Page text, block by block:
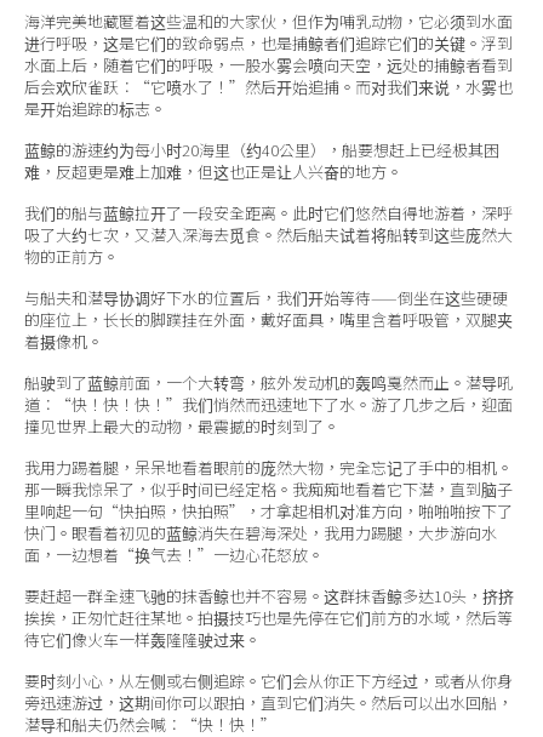
海洋完美地藏匿着这些温和的大家伙，但作为哺乳动物，它必须到水面
进行呼吸，这是它们的致命弱点，也是捕鲸者们追踪它们的关键。浮到
水面上后，随着它们的呼吸，一股水雾会喷向天空，远处的捕鲸者看到
后会欢欣雀跃：“它喷水了！”然后开始追捕。而对我们来说，水雾也
是开始追踪的标志。
蓝鲸的游速约为每小时20海里（约40公里），船要想赶上已经极其困
难，反超更是难上加难，但这也正是让人兴奋的地方。
我们的船与蓝鲸拉开了一段安全距离。此时它们悠然自得地游着，深呼
吸了大约七次，又潜入深海去觅食。然后船夫试着将船转到这些庞然大
物的正前方。
与船夫和潜导协调好下水的位置后，我们开始等待——倒坐在这些硬硬
的座位上，长长的脚蹼挂在外面，戴好面具，嘴里含着呼吸管，双腿夹
着摄像机。
船驶到了蓝鲸前面，一个大转弯，舷外发动机的轰鸣戛然而止。潜导吼
道：“快！快！快！”我们悄然而迅速地下了水。游了几步之后，迎面
撞见世界上最大的动物，最震撼的时刻到了。
我用力踢着腿，呆呆地看着眼前的庞然大物，完全忘记了手中的相机。
那一瞬我惊呆了，似乎时间已经定格。我痴痴地看着它下潜，直到脑子
里响起一句“快拍照，快拍照”，才拿起相机对准方向，啪啪啪按下了
快门。眼看着初见的蓝鲸消失在碧海深处，我用力踢腿，大步游向水
面，一边想着“换气去！”一边心花怒放。
要赶超一群全速飞驰的抹香鲸也并不容易。这群抹香鲸多达10头，挤挤
挨挨，正匆忙赶往某地。拍摄技巧也是先停在它们前方的水域，然后等
待它们像火车一样轰隆隆驶过来。
要时刻小心，从左侧或右侧追踪。它们会从你正下方经过，或者从你身
旁迅速游过，这期间你可以跟拍，直到它们消失。然后可以出水回船，
潜导和船夫仍然会喊：“快！快！”